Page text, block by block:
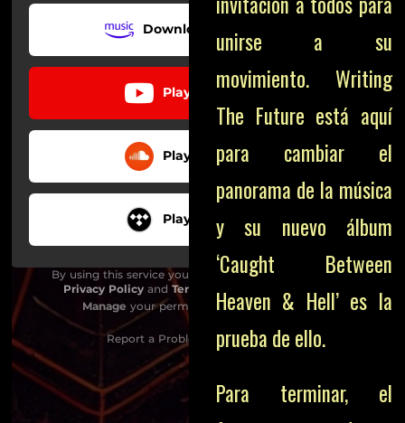
unirse a su
movimiento. Writing
The Future está aquí
para cambiar el
panorama de la música
y su nuevo álbum
‘Caught Between
Heaven & Hell’ es la
prueba de ello.
Para terminar, el